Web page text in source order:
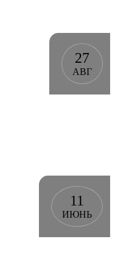
27
АВГ
11
ИЮНЬ